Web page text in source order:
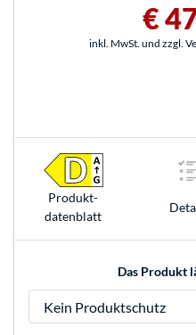
€
inkl. MwSt. und zzgl.
Produkt­
datenblatt
Das Produkt